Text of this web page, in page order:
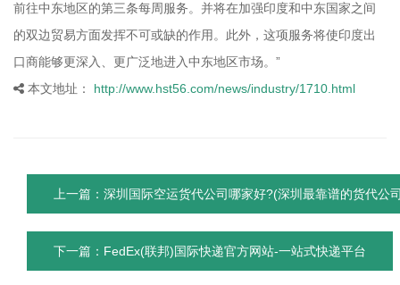
前往中东地区的第三条每周服务。并将在加强印度和中东国家之间
的双边贸易方面发挥不可或缺的作用。此外，这项服务将使印度出
口商能够更深入、更广泛地进入中东地区市场。”
本文地址：
http://www.hst56.com/news/industry/1710.html
上一篇：深圳国际空运货代公司哪家好?(深圳最靠谱的货代公
下一篇：FedEx(联邦)国际快递官方网站-一站式快递平台